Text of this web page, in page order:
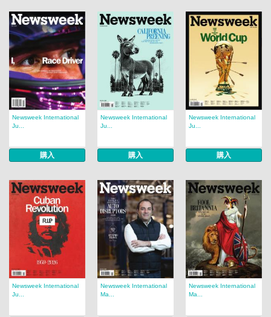
Newsweek International
Ju...
購入
Newsweek International
Ju...
購入
Newsweek International
Ju...
購入
Newsweek International
Ju...
Newsweek International
Ma...
Newsweek International
Ma...